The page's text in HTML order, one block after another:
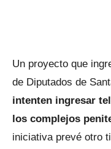
Un proyecto que
de Diputados de
intenten ingresar
los complejos
iniciativa prevé otro